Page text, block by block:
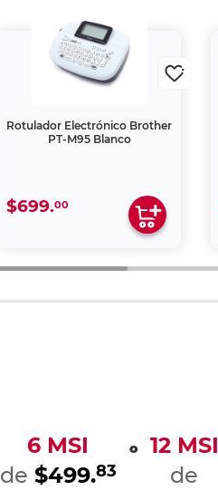
Rotulador Electrónico Brother
PT-M95 Blanco
$699.00
6 MSI
de $499.83
o
12 MSI
de